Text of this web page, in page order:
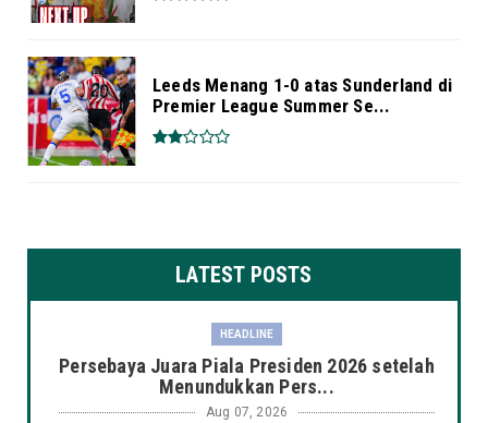
Leeds Menang 1-0 atas Sunderland di
Premier League Summer Se...
LATEST POSTS
HEADLINE
Persebaya Juara Piala Presiden 2026 setelah
Menundukkan Pers...
Aug 07, 2026